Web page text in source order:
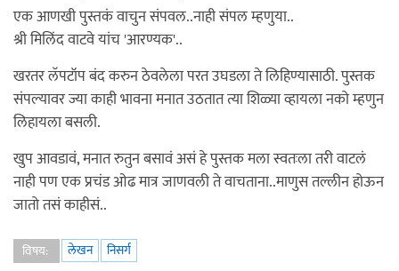
एक आणखी पुस्तकं वाचुन संपवल..नाही संपल म्हणुया..
श्री मिलिंद वाटवे यांच 'आरण्यक'..
खरतर लॅपटॉप बंद करुन ठेवलेला परत उघडला ते लिहिण्यासाठी. पुस्तक
संपल्यावर ज्या काही भावना मनात उठतात त्या शिळ्या व्हायला नको म्हणुन
लिहायला बसली.
खुप आवडावं, मनात रुतुन बसावं असं हे पुस्तक मला स्वतःला तरी वाटलं
नाही पण एक प्रचंड ओढ मात्र जाणवली ते वाचताना..माणुस तल्लीन होऊन
जातो तसं काहीसं..
विषय: लेखन
निसर्ग